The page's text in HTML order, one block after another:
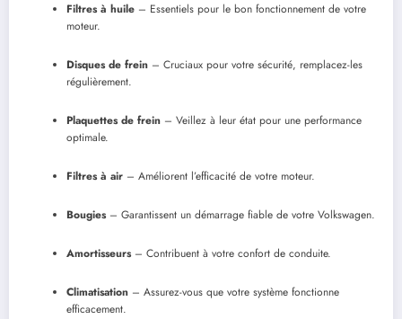
Filtres à huile – Essentiels pour le bon fonctionnement de votre
moteur.
Disques de frein – Cruciaux pour votre sécurité, remplacez-les
régulièrement.
Plaquettes de frein – Veillez à leur état pour une performance
optimale.
Filtres à air – Améliorent l’efficacité de votre moteur.
Bougies– Garantissent un démarrage fiable de votre Volkswagen.
Amortisseurs– Contribuent à votre confort de conduite.
Climatisation – Assurez-vous que votre système fonctionne
efficacement.